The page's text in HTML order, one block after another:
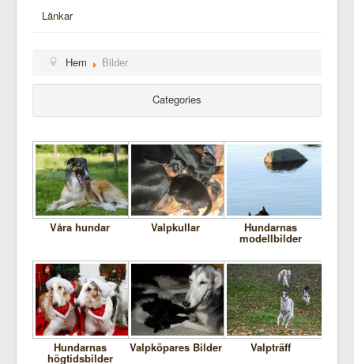
Länkar
Hem Bilder
Categories
Våra hundar Valpkullar Hundarnas
modellbilder
Hundarnas
högtidsbilder
Valpköpares Bilder Valpträff